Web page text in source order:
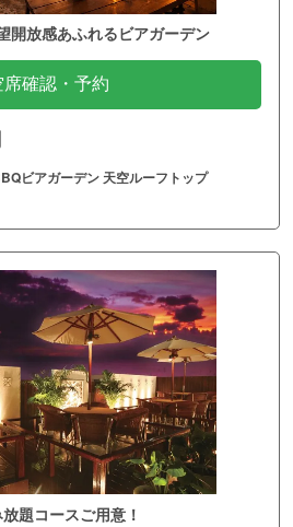
開放感あふれるビアガーデン
席確認・予約
ビアガーデン 天空ルーフトップ
題コースご用意！